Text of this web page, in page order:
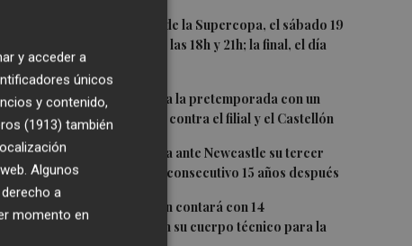
Las semifinales de la Supercopa, el sábado 19
de septiembre a las 18h y 21h; la final, el día
20 a las 19h
2El Levante cierra la pretemporada con un
doble amistoso: contra el filial y el Castellón
3
El Valencia busca ante Newcastle su tercer
Trofeo Naranja consecutivo 15 años después
4 Carlos Corberán contará con 14
profesionales en su cuerpo técnico para la
y acceder a
únicos
y contenido,
(1913) también
Algunos
a
momento en